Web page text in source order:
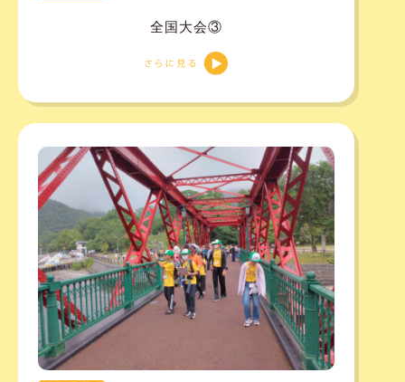
全国大会③